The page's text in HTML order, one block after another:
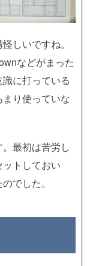
しいですね。
などがまった
に打っている
り使っていな
最初は苦労し
トしておい
でした。